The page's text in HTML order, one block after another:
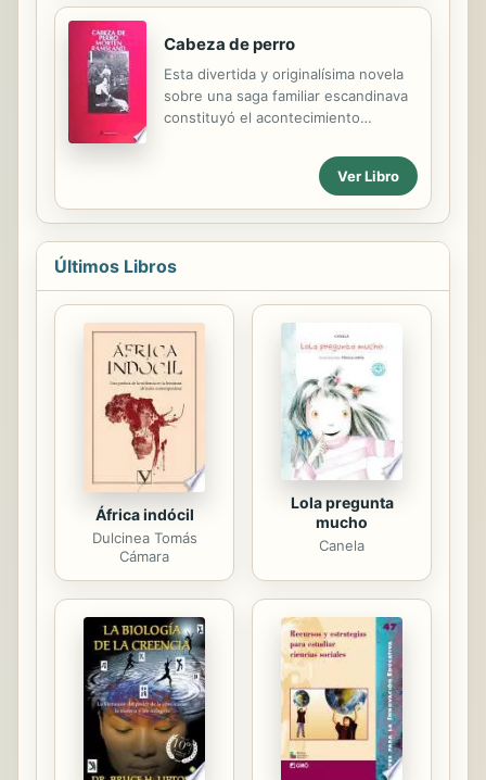
Cabeza de perro
Esta divertida y originalísima novela
sobre una saga familiar escandinava
constituyó el acontecimiento
donde además de obtener un
notable éxito de público —más de
cien mil ejemplares vendidos— fue
galardonada con los premios más
importantes, entre ellos Autor del
Año, Libro del Año y el Golden
Laurel, concedido por los libreros de
aquel país. Después de pasar unos
años en Ámsterdam intentando
abrirse camino como pintor, Asger
regresa a Dinamarca para despedirse
de su abuela Bjørk, que está a punto
de morir. De esta manera, el joven
se...
Ver Libro
Últimos Libros
África indócil
Dulcinea Tomás
Cámara
Lola pregunta
mucho
Canela